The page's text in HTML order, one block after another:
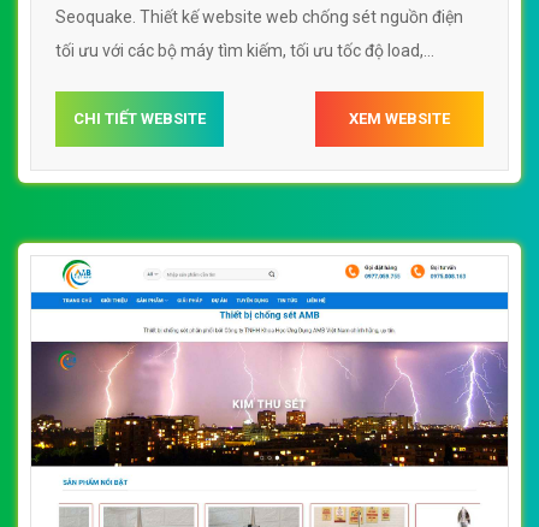
Seoquake. Thiết kế website web chống sét nguồn điện
tối ưu với các bộ máy tìm kiếm, tối ưu tốc độ load,
lướt website web chống sét nguồn điện
chongsethaitiencom
CHI TIẾT WEBSITE XEM WEBSITE